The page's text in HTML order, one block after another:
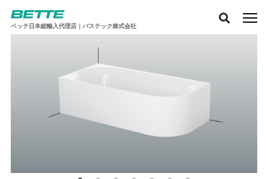
ベッテ日本総輸入代理店｜バステック株式会社